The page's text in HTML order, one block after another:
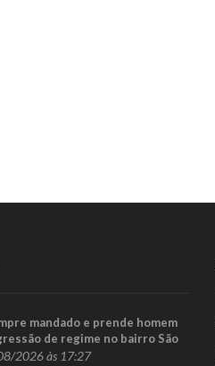
mandado e prende homem
de regime no bairro São
em Cascavel
2026 às 17:27